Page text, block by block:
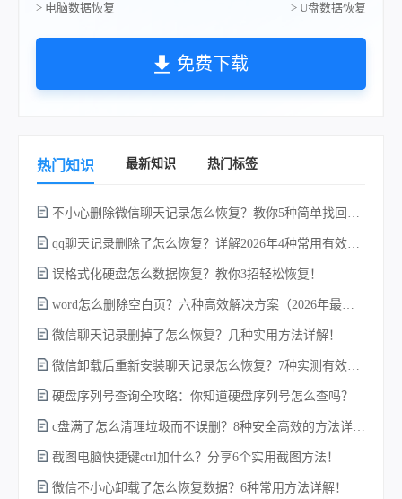
> 电脑数据恢复 > U盘数据恢复
免费下载
热门知识 最新知识 热门标签
不小心删除微信聊天记录怎么恢复？教你5种简单找回的方法！
qq聊天记录删除了怎么恢复？详解2026年4种常用有效的方法（支持.db数据库提取）
误格式化硬盘怎么数据恢复？教你3招轻松恢复！
word怎么删除空白页？六种高效解决方案（2026年最新实操指南）！
微信聊天记录删掉了怎么恢复？几种实用方法详解！
微信卸载后重新安装聊天记录怎么恢复？7种实测有效的恢复方案详解！
硬盘序列号查询全攻略：你知道硬盘序列号怎么查吗？
c盘满了怎么清理垃圾而不误删？8种安全高效的方法详解+误删恢复指南！
截图电脑快捷键ctrl加什么？分享6个实用截图方法！
微信不小心卸载了怎么恢复数据？6种常用方法详解！